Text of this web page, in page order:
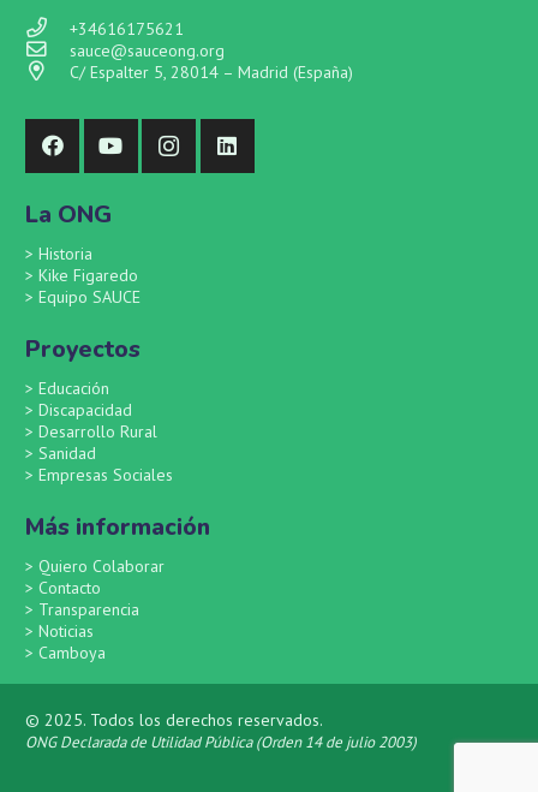
+34616175621
sauce@sauceong.org
C/ Espalter 5, 28014 – Madrid (España)
La ONG
> Historia
> Kike Figaredo
> Equipo SAUCE
Proyectos
> Educación
> Discapacidad
> Desarrollo Rural
> Sanidad
> Empresas Sociales
Más información
> Quiero Colaborar
> Contacto
> Transparencia
> Noticias
> Camboya
© 2025. Todos los derechos reservados.
ONG Declarada de Utilidad Pública (Orden 14 de julio 2003)